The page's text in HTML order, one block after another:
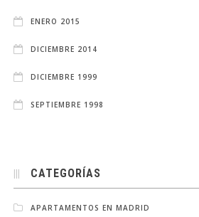
ENERO 2015
DICIEMBRE 2014
DICIEMBRE 1999
SEPTIEMBRE 1998
CATEGORÍAS
APARTAMENTOS EN MADRID